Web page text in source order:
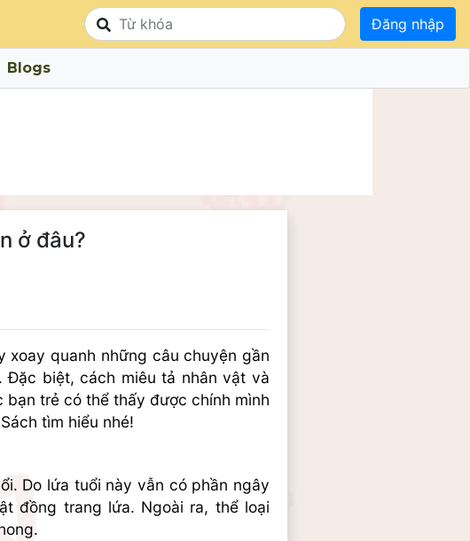
Đăng nhập
Blogs
ở đâu?
xoay quanh những câu chuyện gần
biệt, cách miêu tả nhân vật và
trẻ có thể thấy được chính mình
tìm hiểu nhé!
Do lứa tuổi này vẫn có phần ngây
đồng trang lứa. Ngoài ra, thể loại